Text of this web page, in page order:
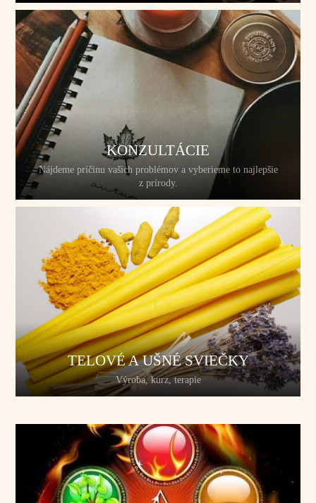
KONZULTÁCIE
Nájdeme príčinu vašich problémov a vyberieme to najlepšie
z prírody.
TELOVÉ A UŠNÉ SVIEČKY
Výroba, kurz, terapie